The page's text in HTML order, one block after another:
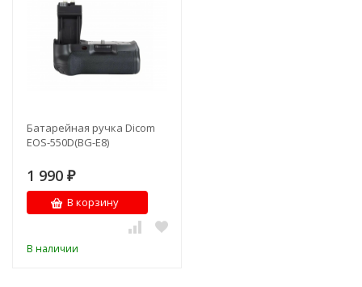
Батарейная ручка Dicom
EOS-550D(BG-E8)
1 990 ₽
В корзину
В наличии